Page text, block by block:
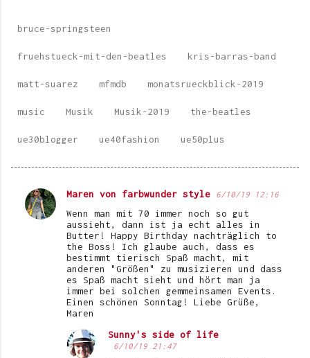
bruce-springsteen
fruehstueck-mit-den-beatles kris-barras-band
matt-suarez mfmdb monatsrueckblick-2019
music Musik Musik-2019 the-beatles
ue30blogger ue40fashion ue50plus
K
Maren von farbwunder style 6/10/19 12:16
Wenn man mit 70 immer noch so gut
aussieht, dann ist ja echt alles in
Butter! Happy Birthday nachträglich to
the Boss! Ich glaube auch, dass es
bestimmt tierisch Spaß macht, mit
anderen "Größen" zu musizieren und dass
es Spaß macht sieht und hört man ja
immer bei solchen gemmeinsamen Events.
Einen schönen Sonntag! Liebe Grüße,
Maren
Sunny's side of life
6/10/19 21:47